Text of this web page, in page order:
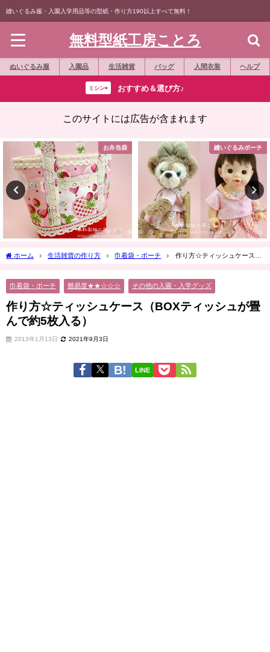
縫いぐるみ服・入園入学用品等の型紙・作り方190以上すべて無料！
無料型紙工房ことろ
ぬいぐるみ服 入園品 生活雑貨 バッグ 人間衣装 ヘルプ
ミシン⇨ おすすめ＆選び方♪
このサイトには広告が含まれます
お弁当袋 縫いぐるみポーチ
ホーム 生活雑貨の作り方 巾着袋・ポーチ
作り方☆ティッシュケース
巾着袋・ポーチ 難易度★★☆☆☆ その他の入園・入学グッズ
作り方☆ティッシュケース（BOXティッシュが畳
んで約5枚入る）
2013年1月13日 2021年9月3日
LINE